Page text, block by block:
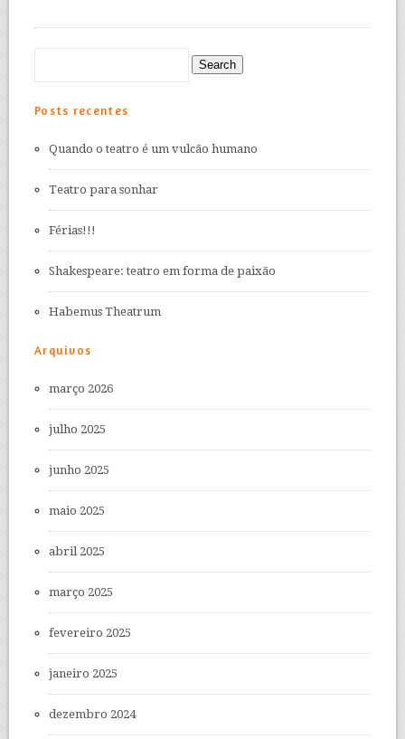
Posts recentes
Quando o teatro é um vulcão humano
Teatro para sonhar
Férias!!!
Shakespeare: teatro em forma de paixão
Habemus Theatrum
Arquivos
março 2026
julho 2025
junho 2025
maio 2025
abril 2025
março 2025
fevereiro 2025
janeiro 2025
dezembro 2024